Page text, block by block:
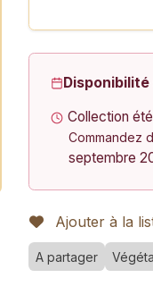
Collection
Commandez
septembre
Ajouter à la
A partager